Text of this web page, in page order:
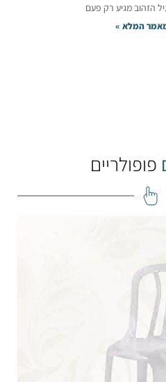
הזהוב מגיע רק פעם
המלא »
פופולריים